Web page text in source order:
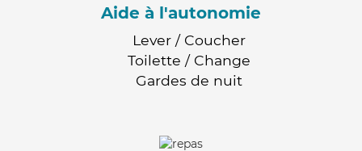
Aide à l'autonomie
Lever / Coucher
Toilette / Change
Gardes de nuit